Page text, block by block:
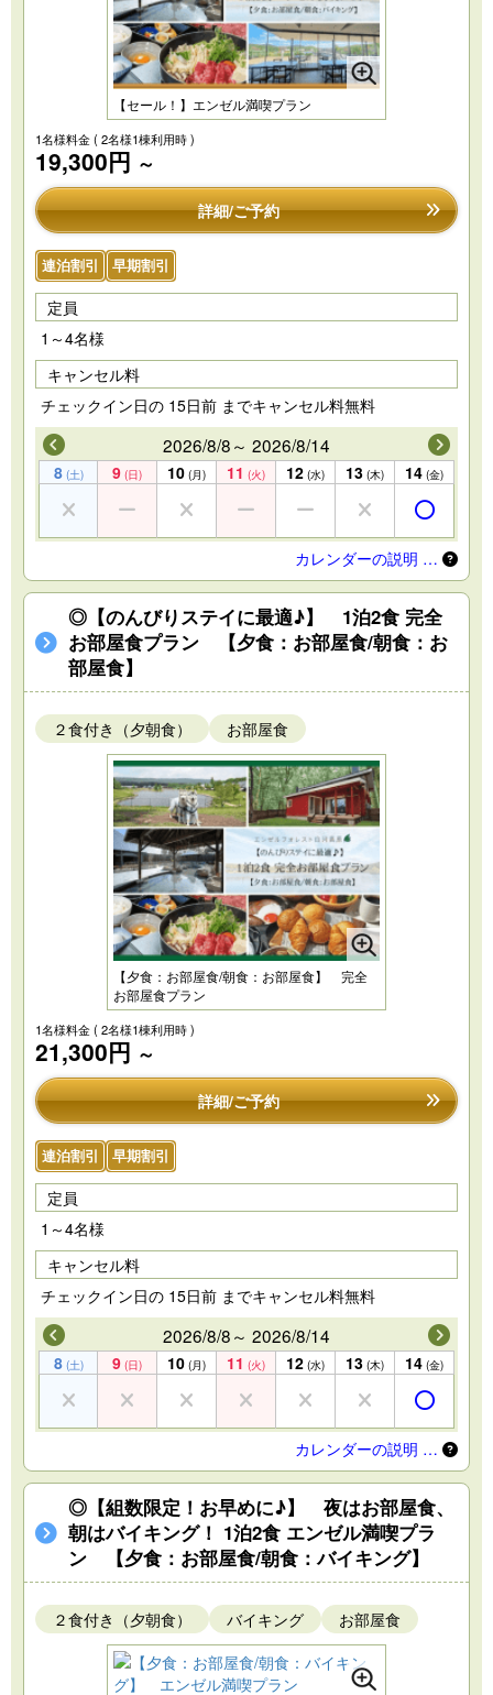
【セール！】エンゼル満喫プラン
1名様料金( 2名様1棟利用時 )
19,300円 ～
詳細/ご予約
連泊割引 早期割引
定員
1～4名様
キャンセル料
チェックイン日の 15日前 までキャンセル料無料
2026/8/8～ 2026/8/14
8 (土) 9 (日) 10 (月) 11 (火) 12 (水) 13 (木) 14 (金)
カレンダーの説明 …
◎【のんびりステイに最適♪】 1泊2食 完全
お部屋食プラン 【夕食：お部屋食/朝食：お
部屋食】
２食付き（夕朝食） お部屋食
【夕食：お部屋食/朝食：お部屋食】 完全
お部屋食プラン
1名様料金( 2名様1棟利用時 )
21,300円 ～
詳細/ご予約
連泊割引 早期割引
定員
1～4名様
キャンセル料
チェックイン日の 15日前 までキャンセル料無料
2026/8/8～ 2026/8/14
8 (土) 9 (日) 10 (月) 11 (火) 12 (水) 13 (木) 14 (金)
カレンダーの説明 …
◎【組数限定！お早めに♪】 夜はお部屋食、
朝はバイキング！ 1泊2食 エンゼル満喫プラ
ン 【夕食：お部屋食/朝食：バイキング】
２食付き（夕朝食） バイキング お部屋食